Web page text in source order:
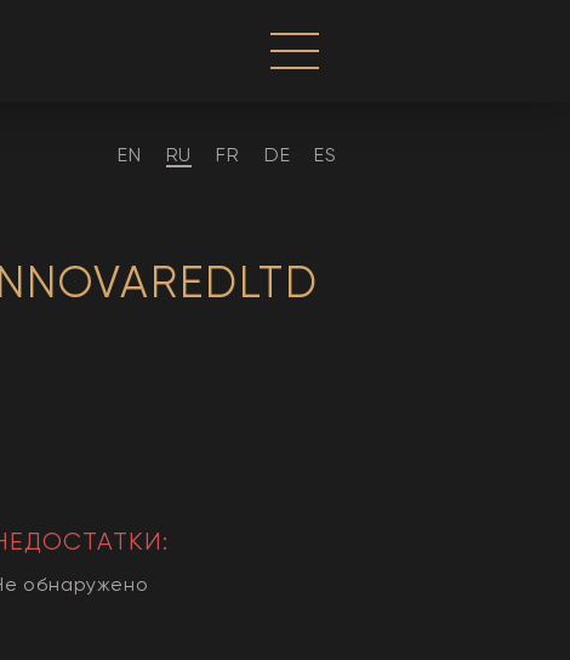
EN RU FR DE ES
обнаружено